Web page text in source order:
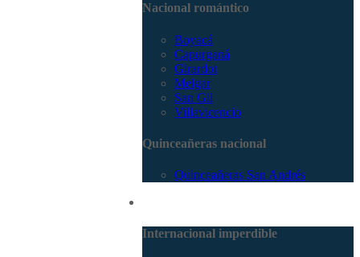
Nacional romántico
Boyacá
Capurganá
Girardot
Melgar
San Gil
Villavicencio
Quinceañeras nacional
Quinceañeras San Andrés
Internacional imperdible